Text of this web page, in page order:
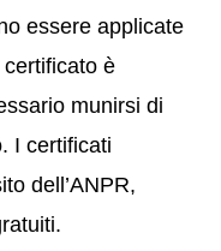
essere applicate
è
munirsi di
I certificati
dell’ANPR,